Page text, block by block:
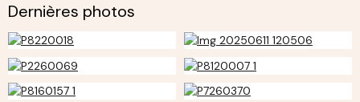
Dernières photos